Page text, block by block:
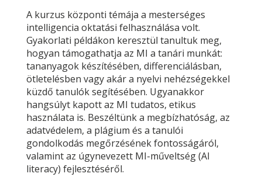
A kurzus központi témája a mesterséges
intelligencia oktatási felhasználása volt.
Gyakorlati példákon keresztül tanultuk meg,
hogyan támogathatja az MI a tanári munkát:
tananyagok készítésében, differenciálásban,
ötletelésben vagy akár a nyelvi nehézségekkel
küzdő tanulók segítésében. Ugyanakkor
hangsúlyt kapott az MI tudatos, etikus
használata is. Beszéltünk a megbízhatóság, az
adatvédelem, a plágium és a tanulói
gondolkodás megőrzésének fontosságáról,
valamint az úgynevezett MI-műveltség (AI
literacy) fejlesztéséről.